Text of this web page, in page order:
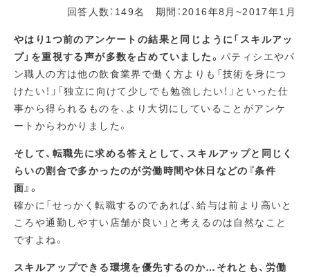
回答人数：149名 期間：2016年8月~2017年1月
やはり1つ前のアンケートの結果と同じように「スキルアッ
プ」を重視する声が多数を占めていました。 パティシエやパ
ン職人の方は他の飲食業界で働く方よりも「技術を身につ
けたい！」「独立に向けて少しでも勉強したい！」といった仕
事から得られるものを、より大切にしていることがアンケ
ートからわかりました。
そして、転職先に求める答えとして、スキルアップと同じく
らいの割合で多かったのが労働時間や休日などの『条件
面』。
確かに「せっかく転職するのであれば、給与は前より高いと
ころや通勤しやすい店舗が良い」と考えるのは自然なこと
ですよね。
スキルアップできる環境を優先するのか…それとも、労働